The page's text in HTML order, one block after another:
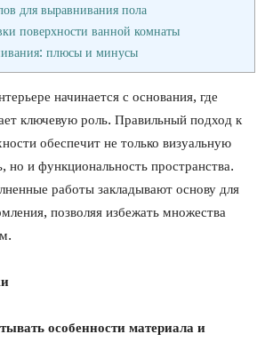
для выравнивания пола
поверхности ванной комнаты
плюсы и минусы
начинается с основания, где
ключевую роль. Правильный подход к
обеспечит не только визуальную
но и функциональность пространства.
работы закладывают основу для
позволяя избежать множества
особенности материала и